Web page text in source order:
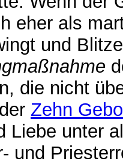
eher als
und
die nicht
Zehn
Liebe unter
und